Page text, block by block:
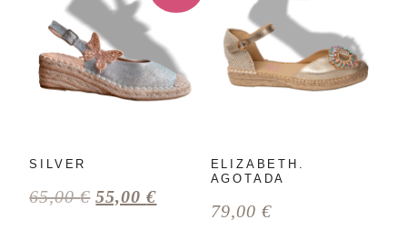
SILVER
65,00€ 55,00€
ELIZABETH.
AGOTADA
79,00 €